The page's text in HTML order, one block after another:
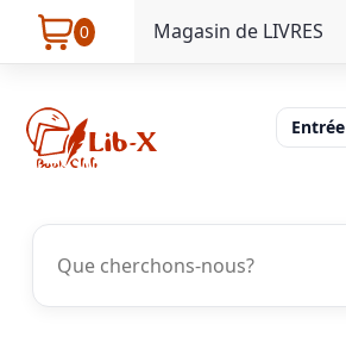
0 Magasin de LIVRES
Entrée